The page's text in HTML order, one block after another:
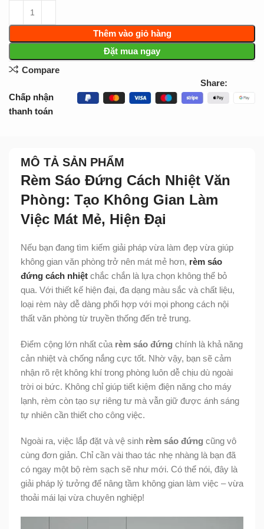
Thêm vào giỏ hàng
Đặt mua ngay
Compare
Share:
Chấp nhận
thanh toán
MÔ TẢ SẢN PHẨM
Rèm Sáo Đứng Cách Nhiệt Văn
Phòng: Tạo Không Gian Làm
Việc Mát Mẻ, Hiện Đại
Nếu bạn đang tìm kiếm giải pháp vừa làm đẹp vừa giúp
không gian văn phòng trở nên mát mẻ hơn, rèm sáo
đứng cách nhiệt chắc chắn là lựa chọn không thể bỏ
qua. Với thiết kế hiện đại, đa dạng màu sắc và chất liệu,
loại rèm này dễ dàng phối hợp với mọi phong cách nội
thất văn phòng từ truyền thống đến trẻ trung.
Điểm cộng lớn nhất của rèm sáo đứng chính là khả năng
cản nhiệt và chống nắng cực tốt. Nhờ vậy, bạn sẽ cảm
nhận rõ rệt không khí trong phòng luôn dễ chịu dù ngoài
trời oi bức. Không chỉ giúp tiết kiệm điện năng cho máy
lạnh, rèm còn tạo sự riêng tư mà vẫn giữ được ánh sáng
tự nhiên cần thiết cho công việc.
Ngoài ra, việc lắp đặt và vệ sinh rèm sáo đứng cũng vô
cùng đơn giản. Chỉ cần vài thao tác nhẹ nhàng là bạn đã
có ngay một bộ rèm sạch sẽ như mới. Có thể nói, đây là
giải pháp lý tưởng để nâng tầm không gian làm việc – vừa
thoải mái lại vừa chuyên nghiệp!